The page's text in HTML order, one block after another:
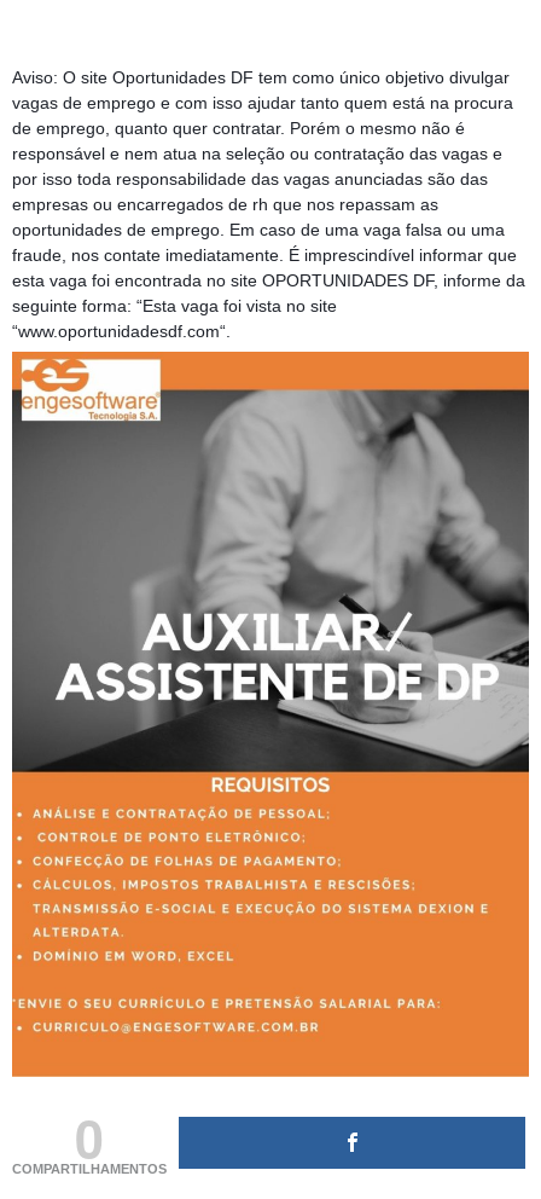
Aviso: O site Oportunidades DF tem como único objetivo divulgar
vagas de emprego e com isso ajudar tanto quem está na procura
de emprego, quanto quer contratar. Porém o mesmo não é
responsável e nem atua na seleção ou contratação das vagas e
por isso toda responsabilidade das vagas anunciadas são das
empresas ou encarregados de rh que nos repassam as
oportunidades de emprego. Em caso de uma vaga falsa ou uma
fraude, nos contate imediatamente. É imprescindível informar que
esta vaga foi encontrada no site OPORTUNIDADES DF, informe da
seguinte forma: “Esta vaga foi vista no site
“www.oportunidadesdf.com“.
0
COMPARTILHAMENTOS